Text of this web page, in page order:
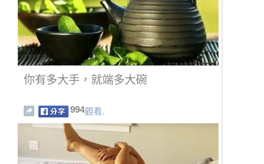
你有多大手，就端多大碗
994觀看.